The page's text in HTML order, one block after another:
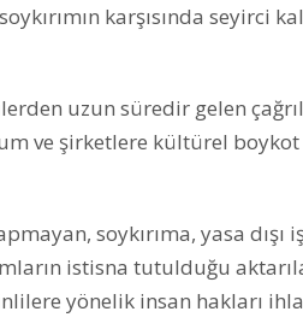
karşısında seyirci
uzun süredir gelen
ve şirketlere kültürel boykot
soykırıma, yasa dışı
istisna tutulduğu
yönelik insan hakları